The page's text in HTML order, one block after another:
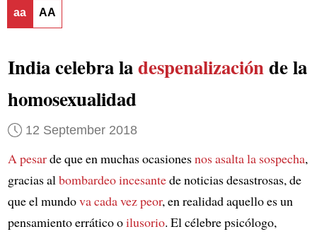
aa AA
India celebra ladespenalizaciónde la
homosexualidad
12 September 2018
A pesarde que en muchas ocasionesnos asalta la sospecha,
gracias albombardeo incesantede noticias desastrosas, de
que el mundova cada vez peor, en realidad aquello es un
pensamiento errático oilusorio. El célebre psicólogo,